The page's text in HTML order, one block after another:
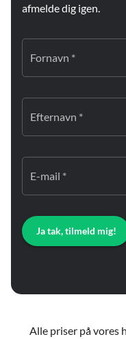
afmelde dig igen.
Fornavn *
Efternavn *
E-mail *
Ja tak, tilmeld mig!
Alle priser på vores